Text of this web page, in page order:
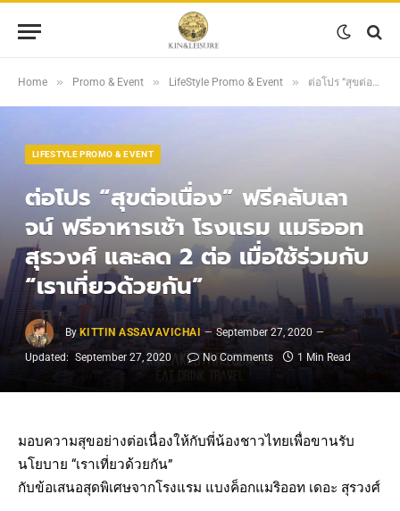
Home » Promo & Event » LifeStyle Promo & Event » ต่อโปร “สุขต่อเนื่อง” ฟรีคลับเลาจน์ ฟรีอาหารเช้า โรงแรม แมริออท สุรวงศ์ และลด 2 ต่อ เมื่อใช้ร่วมกับ “เราเที่ยวด้วยกัน”
LIFESTYLE PROMO & EVENT
ต่อโปร “สุขต่อเนื่อง” ฟรีคลับเลา
จน์ ฟรีอาหารเช้า โรงแรม แมริออท
สุรวงศ์ และลด 2 ต่อ เมื่อใช้ร่วมกับ
“เราเที่ยวด้วยกัน”
By KITTIN ASSAVAVICHAI
September 27, 2020
Updated: September 27, 2020 No Comments 1 Min Read
มอบความสุขอย่างต่อเนื่องให้กับพี่น้องชาวไทยเพื่อขานรับ
นโยบาย “เราเที่ยวด้วยกัน”
กับข้อเสนอสุดพิเศษจากโรงแรม แบงค็อกแมริออท เดอะ สุรวงศ์